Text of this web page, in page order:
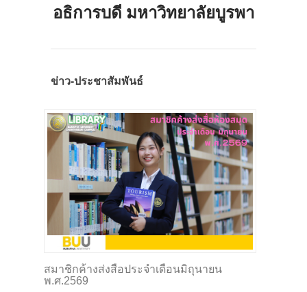
อธิการบดี มหาวิทยาลัยบูรพา
ข่าว-ประชาสัมพันธ์
สมาชิกค้างส่งสื่อประจำเดือนมิถุนายน
พ.ศ.2569